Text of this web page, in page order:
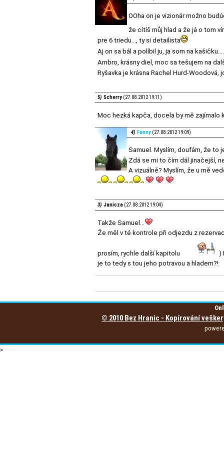
OOha on je vizionár možno
že cítíš můj hlad a že já o tom
pre 6 triedu..., ty si detailista
Aj on sa bál a políbil ju, ja som na
Ambro, krásny diel, moc sa tešujem na
Ryšavka je krásna Rachel Hurd-
5) Scherry (27.08.2012 19:11)
Moc hezká kapča, docela by mě zajímalo
4) Fanny (27.08.2012 19:09)
Samuel. Myslím, doufám, že to
Zdá se mi to čím dál jinačejší,
A vizuálně? Myslím, že u mě
3) Janicza (27.08.2012 19:04)
Takže Samuel...
Že měl v té kontrole při odjezdu z
prosím, rychle další kapitolu
)
je to tedy s tou jeho potravou a hladem?!
© 2010 Bez Hranic - Kopírování
>